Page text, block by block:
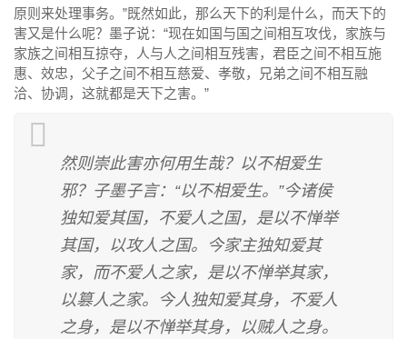
原则来处理事务。”既然如此，那么天下的利是什么，而天下的
害又是什么呢？墨子说：“现在如国与国之间相互攻伐，家族与
家族之间相互掠夺，人与人之间相互残害，君臣之间不相互施
惠、效忠，父子之间不相互慈爱、孝敬，兄弟之间不相互融
洽、协调，这就都是天下之害。”
然则崇此害亦何用生哉？以不相爱生
邪？子墨子言：“以不相爱生。”今诸侯
独知爱其国，不爱人之国，是以不惮举
其国，以攻人之国。今家主独知爱其
家，而不爱人之家，是以不惮举其家，
以篡人之家。今人独知爱其身，不爱人
之身，是以不惮举其身，以贼人之身。